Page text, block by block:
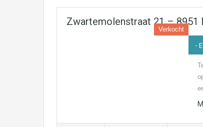
Zwartemolenstraat 21 – 8951
Verkocht
-